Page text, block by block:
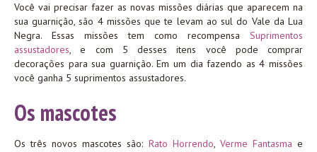
Você vai precisar fazer as novas missões diárias que aparecem na
sua guarnição, são 4 missões que te levam ao sul do Vale da Lua
Negra. Essas missões tem como recompensa Suprimentos
assustadores, e com 5 desses itens você pode comprar
decorações para sua guarnição. Em um dia fazendo as 4 missões
você ganha 5 suprimentos assustadores.
Os mascotes
Os três novos mascotes são: Rato Horrendo, Verme Fantasma e